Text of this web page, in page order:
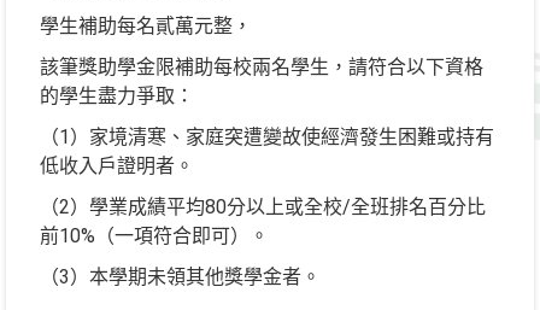
學生補助每名貳萬元整，
該筆獎助學金限補助每校兩名學生，請符合以下資格
的學生盡力爭取：
（1）家境清寒、家庭突遭變故使經濟發生困難或持有
低收入戶證明者。
（2）學業成績平均80分以上或全校/全班排名百分比
前10%（一項符合即可）。
（3）本學期未領其他獎學金者。